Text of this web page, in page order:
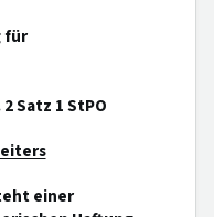
für
Satz 1 StPO
einer